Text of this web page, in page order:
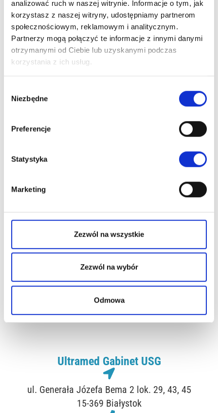
analizować ruch w naszej witrynie. Informacje o tym, jak
korzystasz z naszej witryny, udostępniamy partnerom
społecznościowym, reklamowym i analitycznym.
Partnerzy mogą połączyć te informacje z innymi danymi
otrzymanymi od Ciebie lub uzyskanymi podczas
korzystania z ich usług.
zgody
Niezbędne
Preferencje
Statystyka
Marketing
Zezwól na wszystkie
Zezwól na wybór
Odmowa
Wszystkie dziecinależy napoić około 20-30 min. przed
badaniem.
Przygotowanie do badania w kierunku
refluksu żołądkowo-przełykowego u dzieci
Przygotowanie do badania w kierunku refluksu jest
dokładnie takie samo jak przygotowanie do badaniaUSG
Na badanie należy zabrać ze sobą około 200-300 ml
woda niegazowana, mleko, niezagęszczony napój.
wstępnego badania USG jamy brzusznej oraz oceny po
podaniu porcji płynu.
TUTAJ MOŻESZ WYKONAĆ BADANIE
W zakresie badań USG współpracujemy z Ultramed
Ultramed Gabinet USG
ul. Generała Józefa Bema 2 lok. 29, 43, 45
15-369 Białystok